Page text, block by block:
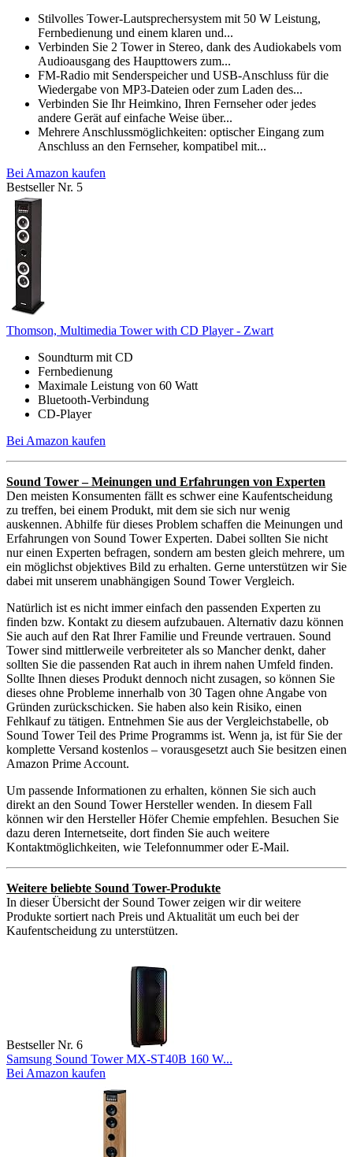
Stilvolles Tower-Lautsprechersystem mit 50 W Leistung,
Fernbedienung und einem klaren und...
Verbinden Sie 2 Tower in Stereo, dank des Audiokabels vom
Audioausgang des Haupttowers zum...
FM-Radio mit Senderspeicher und USB-Anschluss für die
Wiedergabe von MP3-Dateien oder zum Laden des...
Verbinden Sie Ihr Heimkino, Ihren Fernseher oder jedes
andere Gerät auf einfache Weise über...
Mehrere Anschlussmöglichkeiten: optischer Eingang zum
Anschluss an den Fernseher, kompatibel mit...
Bei Amazon kaufen
Bestseller Nr. 5
Thomson, Multimedia Tower with CD Player - Zwart
Soundturm mit CD
Fernbedienung
Maximale Leistung von 60 Watt
Bluetooth-Verbindung
CD-Player
Bei Amazon kaufen
Sound Tower – Meinungen und Erfahrungen von Experten
Den meisten Konsumenten fällt es schwer eine Kaufentscheidung
zu treffen, bei einem Produkt, mit dem sie sich nur wenig
auskennen. Abhilfe für dieses Problem schaffen die Meinungen und
Erfahrungen von Sound Tower Experten. Dabei sollten Sie nicht
nur einen Experten befragen, sondern am besten gleich mehrere, um
ein möglichst objektives Bild zu erhalten. Gerne unterstützen wir Sie
dabei mit unserem unabhängigen Sound Tower Vergleich.
Natürlich ist es nicht immer einfach den passenden Experten zu
finden bzw. Kontakt zu diesem aufzubauen. Alternativ dazu können
Sie auch auf den Rat Ihrer Familie und Freunde vertrauen. Sound
Tower sind mittlerweile verbreiteter als so Mancher denkt, daher
sollten Sie die passenden Rat auch in ihrem nahen Umfeld finden.
Sollte Ihnen dieses Produkt dennoch nicht zusagen, so können Sie
dieses ohne Probleme innerhalb von 30 Tagen ohne Angabe von
Gründen zurückschicken. Sie haben also kein Risiko, einen
Fehlkauf zu tätigen. Entnehmen Sie aus der Vergleichstabelle, ob
Sound Tower Teil des Prime Programms ist. Wenn ja, ist für Sie der
komplette Versand kostenlos – vorausgesetzt auch Sie besitzen einen
Amazon Prime Account.
Um passende Informationen zu erhalten, können Sie sich auch
direkt an den Sound Tower Hersteller wenden. In diesem Fall
können wir den Hersteller Höfer Chemie empfehlen. Besuchen Sie
dazu deren Internetseite, dort finden Sie auch weitere
Kontaktmöglichkeiten, wie Telefonnummer oder E-Mail.
Weitere beliebte Sound Tower-Produkte
In dieser Übersicht der Sound Tower zeigen wir dir weitere
Produkte sortiert nach Preis und Aktualität um euch bei der
Kaufentscheidung zu unterstützen.
Bestseller Nr. 6
Samsung Sound Tower MX-ST40B 160 W...
Bei Amazon kaufen